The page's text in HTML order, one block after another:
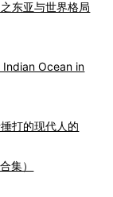
东亚与世界格局
Indian Ocean in
打的现代人的
集）